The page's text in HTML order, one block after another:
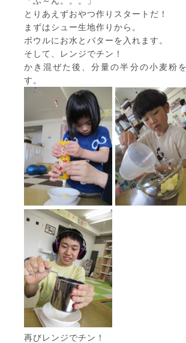
とりあえずおやつ作りスタートだ！
まずはシュー生地作りから。
ボウルにお水とバターを入れます。
そして、レンジでチン！
かき混ぜた後、分量の半分の小麦粉
す。
再びレンジでチン！